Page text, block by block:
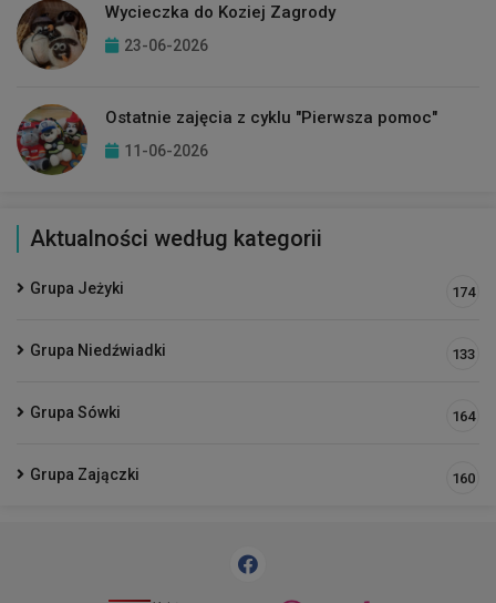
Wycieczka do Koziej Zagrody
23-06-2026
Ostatnie zajęcia z cyklu "Pierwsza pomoc"
11-06-2026
Aktualności według kategorii
Grupa Jeżyki 174
Grupa Niedźwiadki 133
Grupa Sówki 164
Grupa Zajączki 160